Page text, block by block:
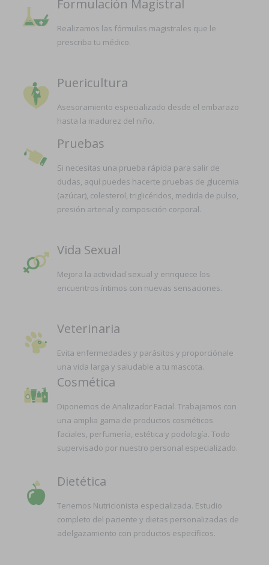
Formulación Magistral
Realizamos las fórmulas magistrales que le
prescriba tu médico.
Puericultura
Asesoramiento especializado desde el embarazo
hasta la madurez del niño.
Pruebas
Si necesitas una prueba rápida para salir de
dudas, aquí puedes hacerte pruebas de glucemia
(azúcar), colesterol, triglicéridos, medida de pulso,
presión arterial y composición corporal.
Vida Sexual
Mejora la actividad sexual y enriquece los
encuentros íntimos con nuevas sensaciones.
Veterinaria
Evita enfermedades y parásitos y proporciónale
una vida larga y saludable a tu mascota.
Cosmética
Diponemos de Analizador Facial. Trabajamos con
una amplia gama de productos cosméticos
faciales, perfumería, estética y podología. Todo
supervisado por nuestro personal especializado.
Dietética
Tenemos Nutricionista especializada. Estudio
completo del paciente y dietas personalizadas de
adelgazamiento con productos específicos.